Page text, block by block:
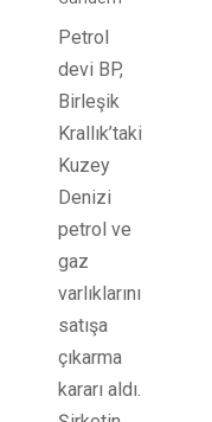
Petrol
devi BP,
Birleşik
Krallık’taki
Kuzey
Denizi
petrol ve
gaz
varlıklarını
satışa
çıkarma
kararı aldı.